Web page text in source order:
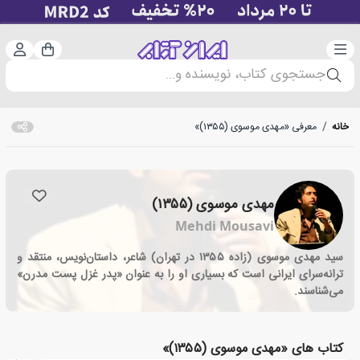
دسته‌بندی سبد
جستجوی کتاب، نویسنده و...
خانه / معرفی «مهدی موسوی (۱۳۵۵)»
مهدی موسوی (۱۳۵۵)
Mehdi Mousavi
سید مهدی موسوی (زاده ۱۳۵۵ در تهران) شاعر، داستان‌نویس، منتقد و
ترانه‌سرای ایرانی است که بسیاری او را به عنوان «پدر غزل پست مدرن»
می‌شناسند.
کتاب های «مهدی موسوی (۱۳۵۵)»